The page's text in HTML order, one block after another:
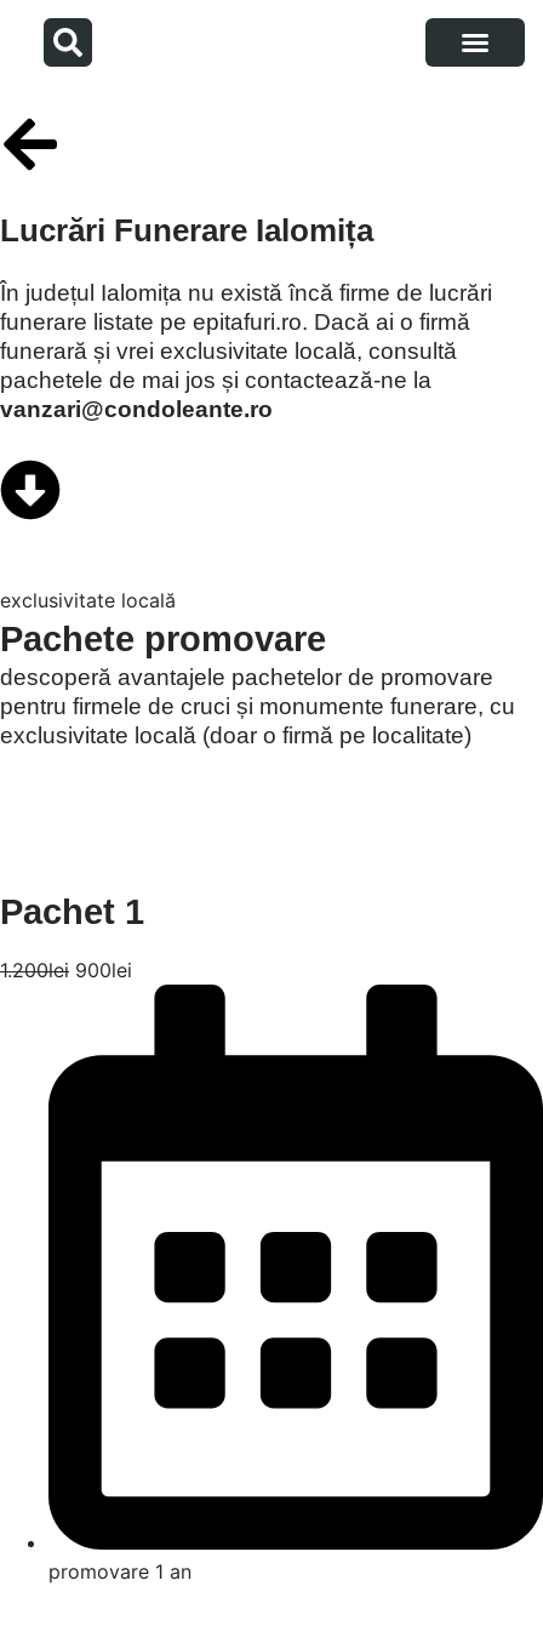
Lucrări Funerare Ialomița
În județul Ialomița nu există încă firme de lucrări
funerare listate pe epitafuri.ro. Dacă ai o firmă
funerară și vrei exclusivitate locală, consultă
pachetele de mai jos și contactează-ne la
vanzari@condoleante.ro
exclusivitate locală
Pachete promovare
descoperă avantajele pachetelor de promovare
pentru firmele de cruci și monumente funerare, cu
exclusivitate locală (doar o firmă pe localitate)
Pachet 1
1.200lei 900lei
promovare 1 an